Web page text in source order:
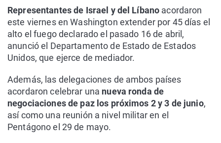
Representantes de Israel y del Líbano acordaron
este viernes en Washington extender por 45 días el
alto el fuego declarado el pasado 16 de abril,
anunció el Departamento de Estado de Estados
Unidos, que ejerce de mediador.
Además, las delegaciones de ambos países
acordaron celebrar una nueva ronda de
negociaciones de paz los próximos 2 y 3 de junio,
así como una reunión a nivel militar en el
Pentágono el 29 de mayo.